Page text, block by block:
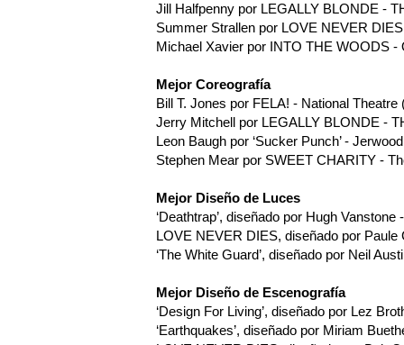
Jill Halfpenny por LEGALLY BLONDE -
Summer Strallen por LOVE NEVER
Michael Xavier por INTO THE WOODS -
Mejor Coreografía
Bill T. Jones por FELA! - National Theatre
Jerry Mitchell por LEGALLY BLONDE -
Leon Baugh por ‘Sucker Punch’ -
Stephen Mear por SWEET CHARITY -
Mejor Diseño de Luces
‘Deathtrap’, diseñado por Hugh
LOVE NEVER DIES, diseñado por Paule
‘The White Guard’, diseñado por Neil
Mejor Diseño de Escenografía
‘Design For Living’, diseñado por Lez
‘Earthquakes’, diseñado por Miriam